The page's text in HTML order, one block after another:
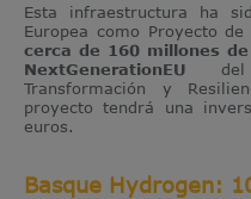
Esta infraestructura ha
Europea como Proyecto
cerca de 160 millones
NextGenerationEU del
Transformación y
proyecto tendrá una
euros.
Basque Hydrogen: